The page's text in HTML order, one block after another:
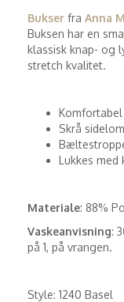
Bukser fra Anna
Buksen har en
klassisk knap- og
stretch kvalitet.
Skrå
Lukkes med
Materiale: 88%
Vaskeanvisning:
på 1, på vrangen.
Style: 1240 Basel